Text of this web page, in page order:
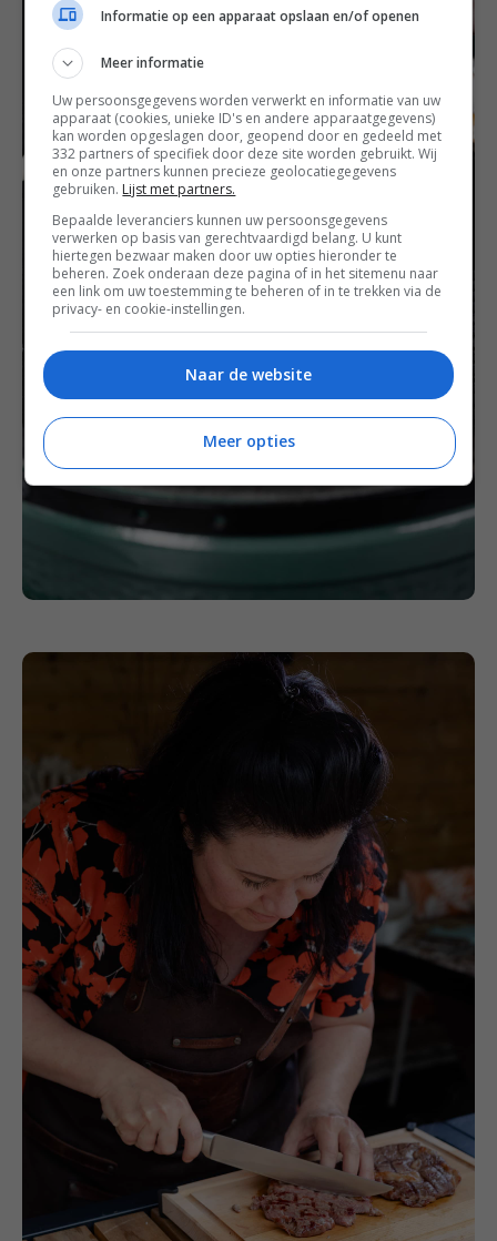
Informatie op een apparaat opslaan en/of openen
Meer informatie
Uw persoonsgegevens worden verwerkt en informatie van uw
apparaat (cookies, unieke ID's en andere apparaatgegevens)
kan worden opgeslagen door, geopend door en gedeeld met
332 partners of specifiek door deze site worden gebruikt. Wij
en onze partners kunnen precieze geolocatiegegevens
gebruiken. Lijst met partners.
Bepaalde leveranciers kunnen uw persoonsgegevens
verwerken op basis van gerechtvaardigd belang. U kunt
hiertegen bezwaar maken door uw opties hieronder te
beheren. Zoek onderaan deze pagina of in het sitemenu naar
een link om uw toestemming te beheren of in te trekken via de
privacy- en cookie-instellingen.
Naar de website
Meer opties